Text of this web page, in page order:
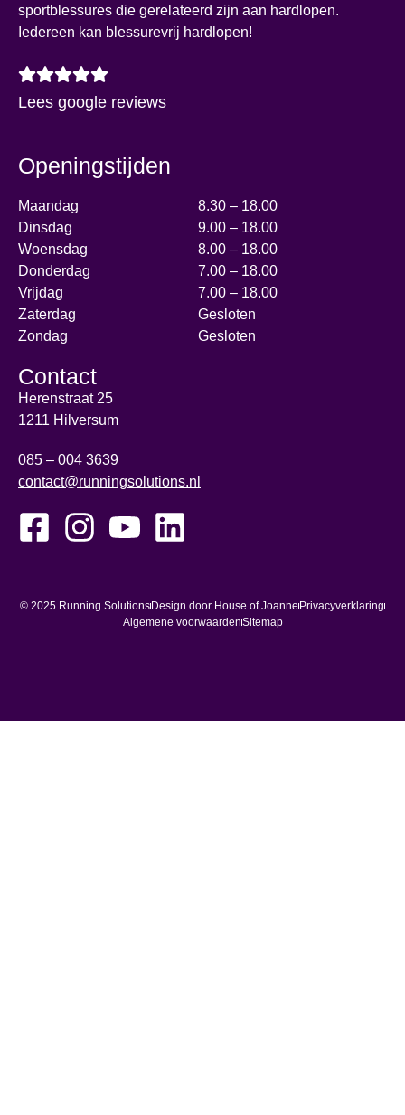
sportblessures die gerelateerd zijn aan hardlopen.
Iedereen kan blessurevrij hardlopen!
Lees google reviews
Openingstijden
Maandag
8.30 – 18.00
Dinsdag
9.00 – 18.00
Woensdag
8.00 – 18.00
Donderdag
7.00 – 18.00
Vrijdag
7.00 – 18.00
Zaterdag
Gesloten
Zondag
Gesloten
Contact
Herenstraat 25
1211 Hilversum
085 – 004 3639
contact@runningsolutions.nl
© 2025 Running Solutions Design door House of Joanne Privacyverklaring
Algemene voorwaardenSitemap